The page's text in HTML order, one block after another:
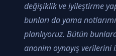
değişiklik ve iyileştirme
bunları da yama
planlıyoruz. Bütün
anonim oynayış verilerini